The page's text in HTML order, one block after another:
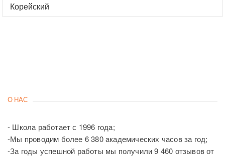
Корейский
О НАС
- Школа работает с 1996 года;
-Мы проводим более 6 380 академических часов за год;
-За годы успешной работы мы получили 9 460 отзывов от